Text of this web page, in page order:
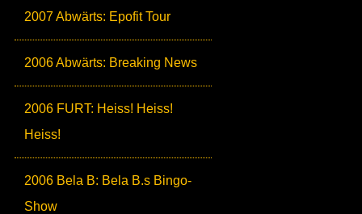
2007 Abwärts: Epofit Tour
2006 Abwärts: Breaking News
2006 FURT: Heiss! Heiss!
Heiss!
2006 Bela B: Bela B.s Bingo-
Show